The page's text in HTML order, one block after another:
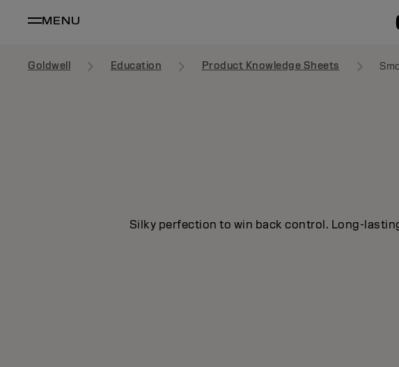
MENU
Goldwell Education Product Knowledge Sheets
Silky perfection to win back control. Long-